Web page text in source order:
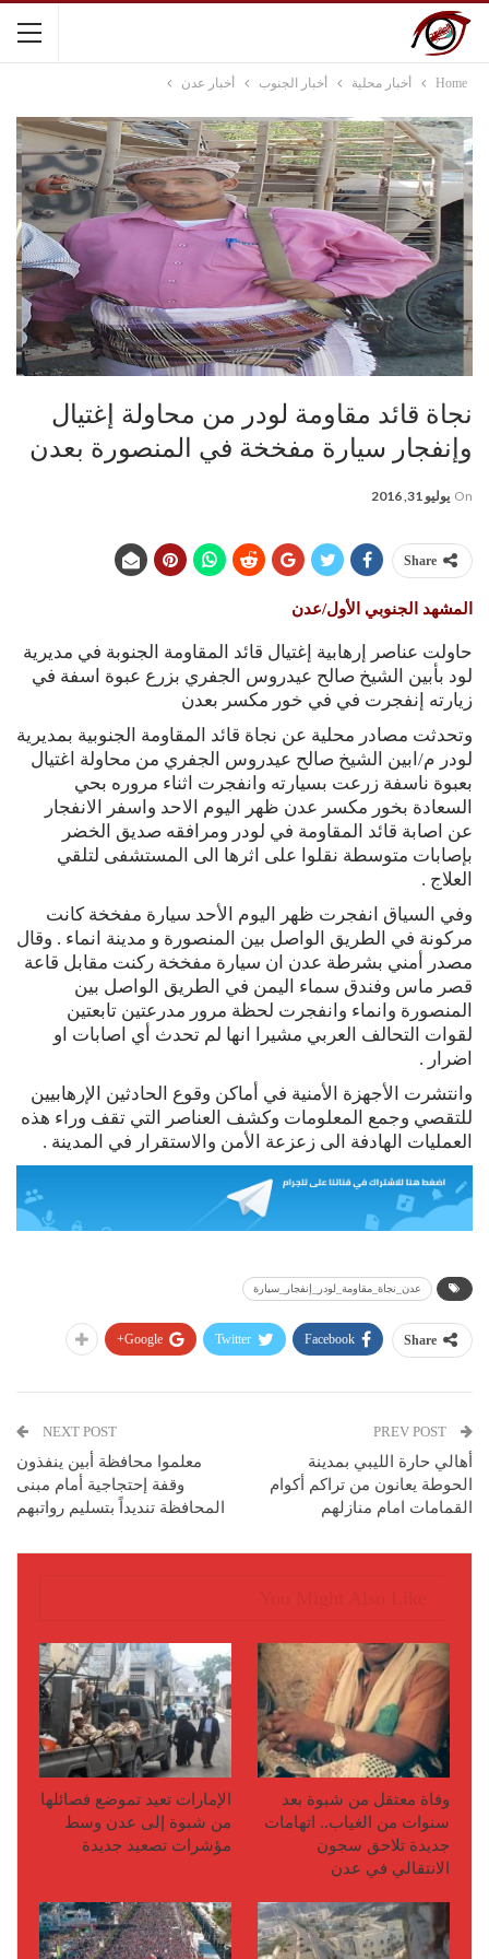
Home أخبار محلية أخبار الجنوب أخبار عدن
نجاة قائد مقاومة لودر من محاولة إغتيال
وإنفجار سيارة مفخخة في المنصورة بعدن
On يوليو 31, 2016
Share
المشهد الجنوبي الأول/عدن
حاولت عناصر إرهابية إغتيال قائد المقاومة الجنوبة في مديرية
لود بأبين الشيخ صالح عيدروس الجفري بزرع عبوة اسفة في
زيارته إنفجرت في في خور مكسر بعدن
وتحدثت مصادر محلية عن نجاة قائد المقاومة الجنوبية بمديرية
لودر م/ابين الشيخ صالح عيدروس الجفري من محاولة اغتيال
بعبوة ناسفة زرعت بسيارته وانفجرت اثناء مروره بحي
السعادة بخور مكسر عدن ظهر اليوم الاحد واسفر الانفجار
عن اصابة قائد المقاومة في لودر ومرافقه صديق الخضر
بإصابات متوسطة نقلوا على اثرها الى المستشفى لتلقي
العلاج .
وفي السياق انفجرت ظهر اليوم الأحد سيارة مفخخة كانت
مركونة في الطريق الواصل بين المنصورة و مدينة انماء . وقال
مصدر أمني بشرطة عدن ان سيارة مفخخة ركنت مقابل قاعة
قصر ماس وفندق سماء اليمن في الطريق الواصل بين
المنصورة وانماء وانفجرت لحظة مرور مدرعتين تابعتين
لقوات التحالف العربي مشيرا انها لم تحدث أي اصابات او
اضرار .
وانتشرت الأجهزة الأمنية في أماكن وقوع الحادثين الإرهابيين
للتقصي وجمع المعلومات وكشف العناصر التي تقف وراء هذه
العمليات الهادفة الى زعزعة الأمن والاستقرار في المدينة .
عدن_نجاة_مقاومة_لودر_إنفجار_سيارة
Share
Facebook
Twitter
Google+
أهالي حارة الليبي بمدينة
الحوطة يعانون من تراكم أكوام
القمامات امام منازلهم
NEXT POST
معلموا محافظة أبين ينفذون
وقفة إحتجاجية أمام مبنى
المحافظة تنديداً بتسليم رواتبهم
وفاة معتقل من شبوة بعد
سنوات من الغياب.. اتهامات
جديدة تلاحق سجون
الانتقالي في عدن
الإمارات تعيد تموضع فصائلها
من شبوة إلى عدن وسط
مؤشرات تصعيد جديدة